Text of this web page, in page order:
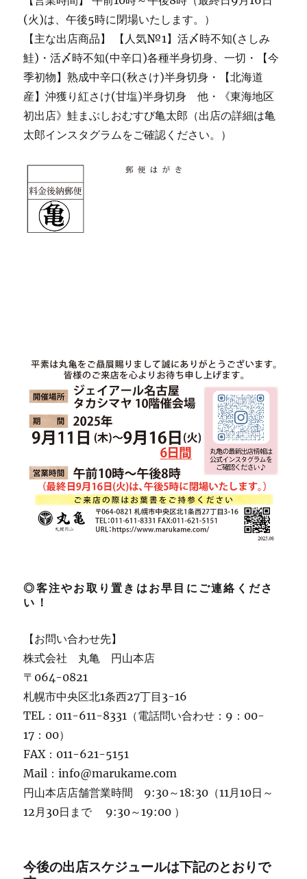
(火)は、午後5時に閉場いたします。）
【主な出店商品】 【人気№1】活〆時不知(さしみ
鮭)・活〆時不知(中辛口)各種半身切身、一切・【今
季初物】熟成中辛口(秋さけ)半身切身・【北海道
産】沖獲り紅さけ(甘塩)半身切身 他・《東海地区
初出店》鮭まぶしおむすび亀太郎（出店の詳細は亀
太郎インスタグラムをご確認ください。）
◎客注やお取り置きはお早目にご連絡くださ
い！
【お問い合わせ先】
株式会社 丸亀 円山本店
〒064-0821
札幌市中央区北1条西27丁目3-16
TEL：011-611-8331（電話問い合わせ：9：00-
17：00）
FAX：011-621-5151
Mail：info@marukame.com
円山本店店舗営業時間 9:30～18:30（11月10日～
12月30日まで 9:30～19:00 ）
今後の出店スケジュールは下記のとおりで